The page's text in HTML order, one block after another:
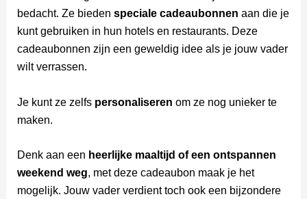
bedacht. Ze bieden speciale cadeaubonnen aan die je
kunt gebruiken in hun hotels en restaurants. Deze
cadeaubonnen zijn een geweldig idee als je jouw vader
wilt verrassen.
Je kunt ze zelfs personaliseren om ze nog unieker te
maken.
Denk aan een heerlijke maaltijd of een ontspannen
weekend weg, met deze cadeaubon maak je het
mogelijk. Jouw vader verdient toch ook een bijzondere